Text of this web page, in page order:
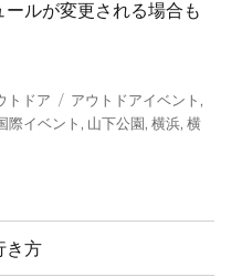
ルが変更される場合も
トドア
タ
グ
アウトドアイベント,
際イベント, 山下公園,横浜,横
き方